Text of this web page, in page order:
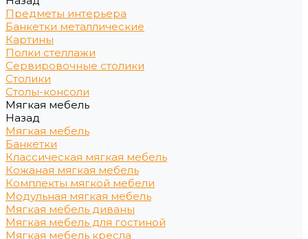
Предметы интерьера
Банкетки металлические
Картины
Полки стеллажи
Сервировочные столики
Столики
Столы-консоли
Мягкая мебель
Назад
Мягкая мебель
Банкетки
Классическая мягкая мебель
Кожаная мягкая мебель
Комплекты мягкой мебели
Модульная мягкая мебель
Мягкая мебель диваны
Мягкая мебель для гостиной
Мягкая мебель кресла